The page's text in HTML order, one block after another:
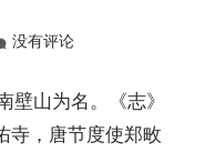
没有评论
壁山为名。《志》
寺，唐节度使郑畋